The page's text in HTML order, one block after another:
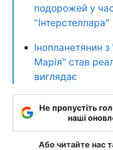
подорожей у
"Інтерстеллара"
Інопланетянин
Марія" став
виглядає
Не пропустіть
наші
Або читайте нас